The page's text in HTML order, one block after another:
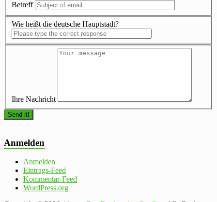
Betreff
Wie heißt die deutsche Hauptstadt?
Ihre Nachricht
Anmelden
Anmelden
Eintrags-Feed
Kommentar-Feed
WordPress.org